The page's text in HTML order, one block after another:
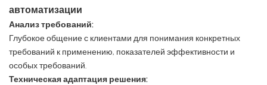
автоматизации
Анализ требований:
Глубокое общение с клиентами для понимания конкретных
требований к применению, показателей эффективности и
особых требований.
Техническая адаптация решения: